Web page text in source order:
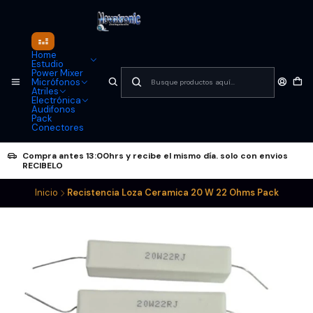
Home
Estudio
Power Mixer
Micrófonos
Atriles
Electrónica
Audifonos
Pack
Conectores
Compra antes 13:00hrs y recibe el mismo día. solo con envios
RECIBELO
Inicio Recistencia Loza Ceramica 20 W 22 Ohms Pack